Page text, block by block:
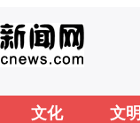
文化 文明